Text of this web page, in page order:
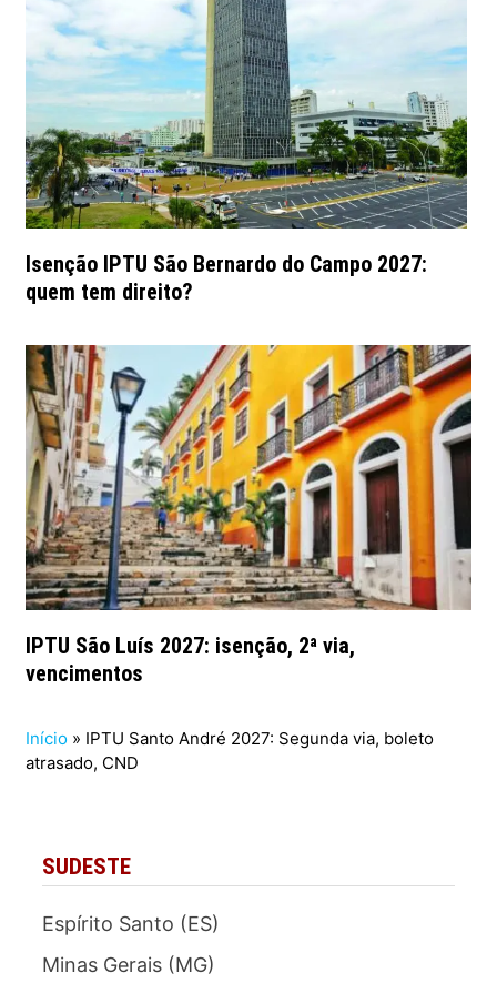
Isenção IPTU São Bernardo do Campo 2027:
quem tem direito?
IPTU São Luís 2027: isenção, 2ª via,
vencimentos
Início » IPTU Santo André 2027: Segunda via, boleto
atrasado, CND
SUDESTE
Espírito Santo (ES)
Minas Gerais (MG)